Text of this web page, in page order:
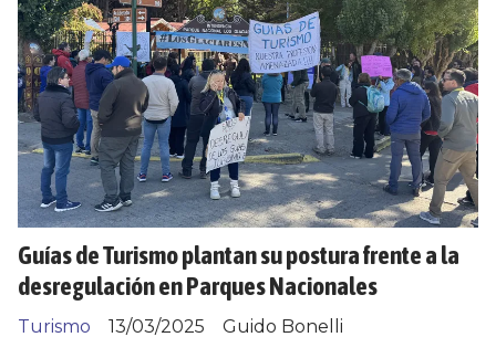
Guías de Turismo plantan su postura frente a la
desregulación en Parques Nacionales
Guido Bonelli
Turismo 13/03/2025